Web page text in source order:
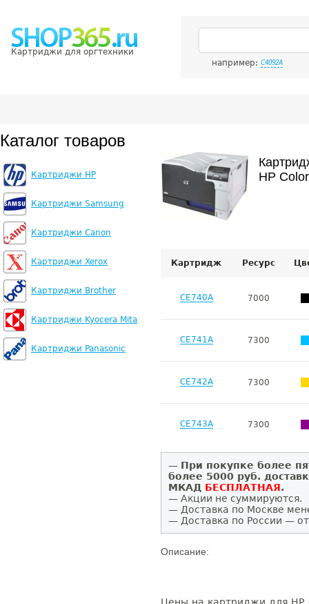
Картриджи для оргтехники
например: C4092A
Каталог товаров
Картриджи HP
Картриджи Samsung
Картриджи Canon
Картриджи Xerox
Картриджи Brother
Картриджи Kyocera Mita
Картриджи Panasonic
HP
Картридж Ресурс
CE740A 7000
CE741A 7300
CE742A 7300
CE743A 7300
— При покупке более
более 5000 руб.
МКАД БЕСПЛАТНАЯ.
— Акции не суммируются.
— Доставка по Москве
— Доставка по России —
Описание: